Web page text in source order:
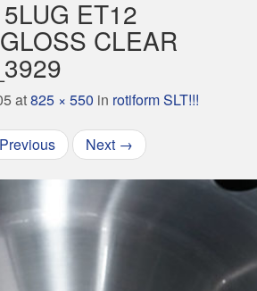
ET12
CLEAR
at825 × 550 in rotiform SLT!!!
Previous Next →